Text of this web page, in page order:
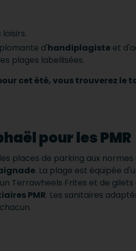
d'handiplagiste et
plages labellisées.
cet été, vous trouverez le
pour les PMR
places de parking aux
. La plage est équipée
Terrawheels Frites et de
PMR. Les sanitaires